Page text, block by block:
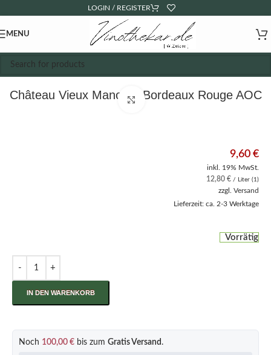
LOGIN / REGISTER
MENU
Château Vieux Manoir – Bordeaux Rouge AOC
Click to enlarge
9,60 €
inkl. 19% MwSt.
12,80 € / Liter (1)
zzgl. Versand
Lieferzeit: ca. 2-3 Werktage
Vorrätig
IN DEN WARENKORB
Noch 100,00 € bis zum Gratis Versand .